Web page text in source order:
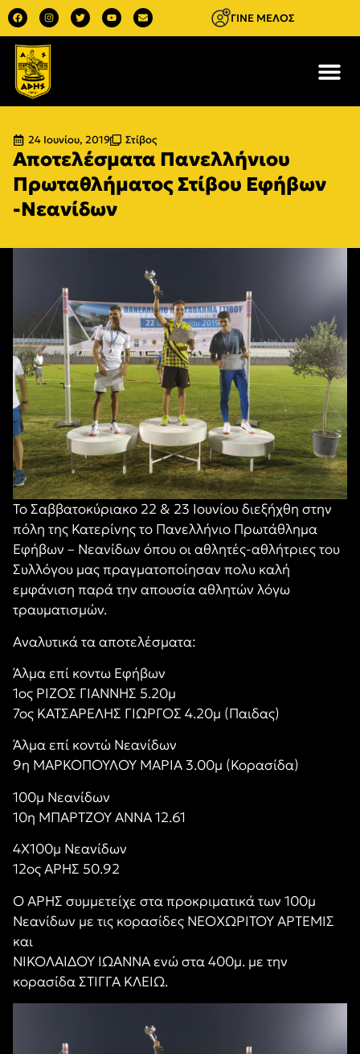
ΓΙΝΕ ΜΕΛΟΣ
24 Ιουνίου, 2019 Στίβος
Αποτελέσματα Πανελλήνιου
Πρωταθλήματος Στίβου Εφήβων
-Νεανίδων
Το Σαββατοκύριακο 22 & 23 Ιουνίου διεξήχθη στην
πόλη της Κατερίνης το Πανελλήνιο Πρωτάθλημα
Εφήβων – Νεανίδων όπου οι αθλητές-αθλήτριες του
Συλλόγου μας πραγματοποίησαν πολυ καλή
εμφάνιση παρά την απουσία αθλητών λόγω
τραυματισμών.
Αναλυτικά τα αποτελέσματα:
Άλμα επί κοντω Εφήβων
1ος ΡΙΖΟΣ ΓΙΑΝΝΗΣ 5.20μ
7ος ΚΑΤΣΑΡΕΛΗΣ ΓΙΩΡΓΟΣ 4.20μ (Παιδας)
Άλμα επί κοντώ Νεανίδων
9η ΜΑΡΚΟΠΟΥΛΟΥ ΜΑΡΊΑ 3.00μ (Κορασίδα)
100μ Νεανίδων
10η ΜΠΑΡΤΖΟΥ ΑΝΝΑ 12.61
4Χ100μ Νεανίδων
12ος ΑΡΗΣ 50.92
Ο ΑΡΗΣ συμμετείχε στα προκριματικά των 100μ
Νεανίδων με τις κορασίδες ΝΕΟΧΩΡΊΤΟΥ ΑΡΤΕΜΙΣ
και
ΝΙΚΟΛΑΙΔΟΥ ΙΩΑΝΝΑ ενώ στα 400μ. με την
κορασίδα ΣΤΙΓΓΑ ΚΛΕΙΩ.